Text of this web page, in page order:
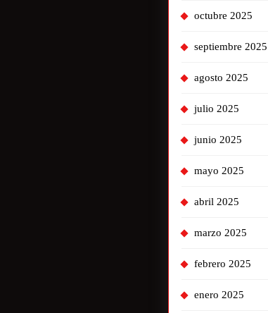
octubre 2025
septiembre 2025
agosto 2025
julio 2025
junio 2025
mayo 2025
abril 2025
marzo 2025
febrero 2025
enero 2025